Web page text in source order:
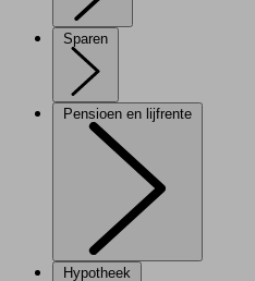
Sparen
Pensioen en lijfrente
Hypotheek